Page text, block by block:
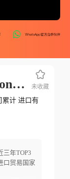
National Petroleum Contruction Co
累计 进口有
三年TOP3
口贸易国家
未收藏